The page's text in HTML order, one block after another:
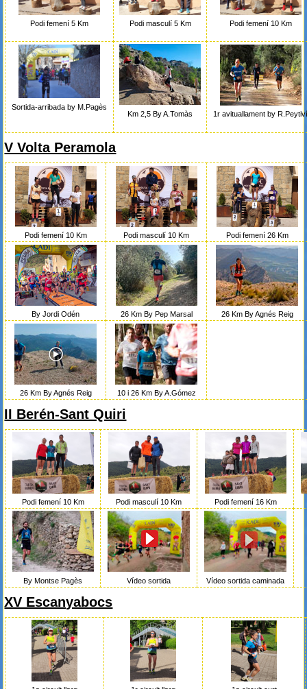
Podi femení 5 Km Podi masculí 5 Km Podi femení 10 Km
Sortida-arribada by M.Pagès
Km 2,5 By A.Tomàs
1r avituallament by
V Volta Peramola
Podi femení 10 Km Podi masculí 10 Km Podi femení 26 Km
By Jordi Odén 26 Km By Pep Marsal 26 Km By Agnés Reig
26 Km By Agnés Reig 10 i 26 Km By A.Gómez
II Berén-Sant Quiri
Podi femení 10 Km Podi masculí 10 Km Podi femení 16 Km
By Montse Pagès Vídeo sortida Vídeo sortida caminada
XV Escanyabocs